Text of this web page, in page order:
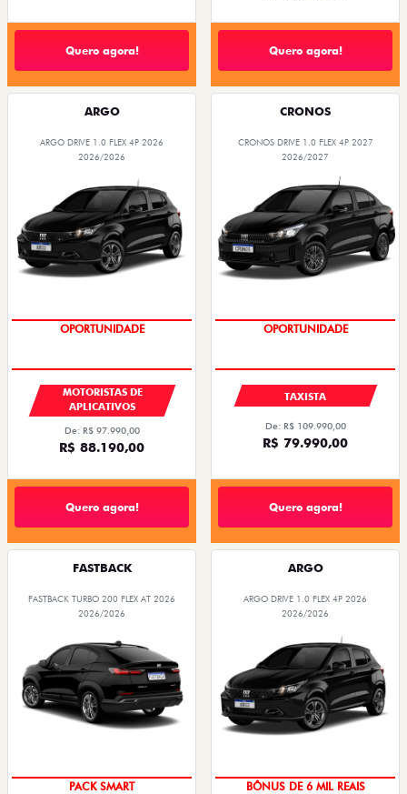
Quero agora! Quero agora!
ARGO
ARGO DRIVE 1.0 FLEX 4P 2026
2026/2026
OPORTUNIDADE
MOTORISTAS DE
APLICATIVOS
De: R$ 97.990,00
R$ 88.190,00
Quero agora!
CRONOS
CRONOS DRIVE 1.0 FLEX 4P 2027
2026/2027
OPORTUNIDADE
TAXISTA
De: R$ 109.990,00
R$ 79.990,00
Quero agora!
FASTBACK
FASTBACK TURBO 200 FLEX AT 2026
2026/2026
PACK SMART
ARGO
ARGO DRIVE 1.0 FLEX 4P 2026
2026/2026
TAXA ZERO